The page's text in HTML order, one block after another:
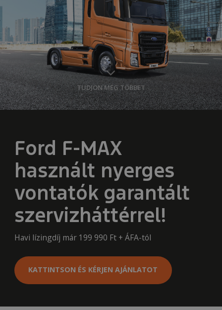
Ford F-MAX
használt nyerges
vontatók garantált
szervizháttérrel!
Havi lízingdíj már 199 990 Ft + ÁFA-tól
KATTINTSON ÉS KÉRJEN AJÁNLATOT
TUDJON MEG TÖBBET